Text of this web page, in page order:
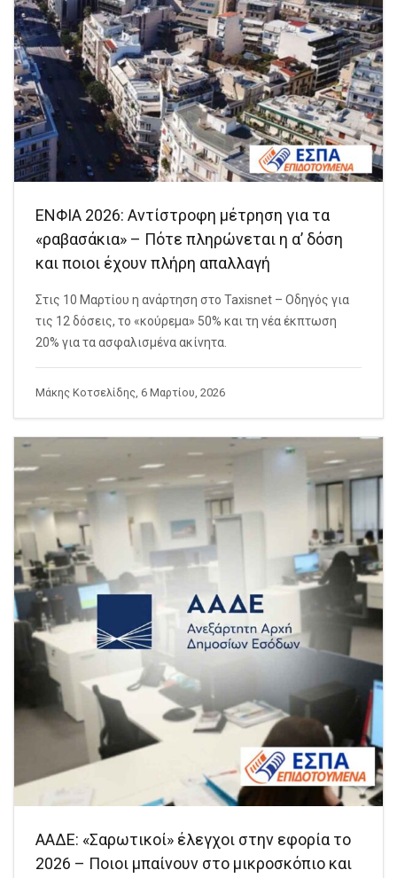
ΕΝΦΙΑ 2026: Αντίστροφη μέτρηση για τα
«ραβασάκια» – Πότε πληρώνεται η α’ δόση
και ποιοι έχουν πλήρη απαλλαγή
Στις 10 Μαρτίου η ανάρτηση στο Taxisnet – Οδηγός για
τις 12 δόσεις, το «κούρεμα» 50% και τη νέα έκπτωση
20% για τα ασφαλισμένα ακίνητα.
Μάκης Κοτσελίδης, 6 Μαρτίου, 2026
ΑΑΔΕ: «Σαρωτικοί» έλεγχοι στην εφορία το
2026 – Ποιοι μπαίνουν στο μικροσκόπιο και